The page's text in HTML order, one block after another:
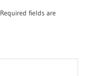
Required fields are